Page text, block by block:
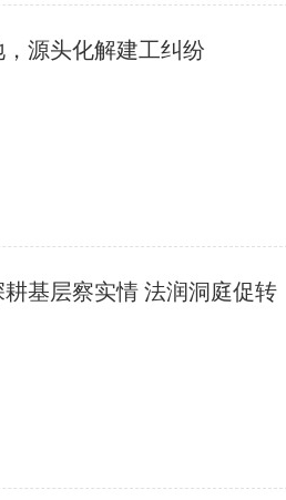
源头化解建工纠纷
基层察实情 法润洞庭促转